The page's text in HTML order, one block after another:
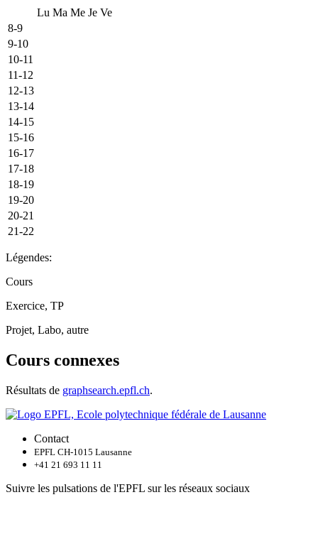
Lu Ma Me Je Ve
8-9
9-10
10-11
11-12
12-13
13-14
14-15
15-16
16-17
17-18
18-19
19-20
20-21
21-22
Légendes:
Cours
Exercice, TP
Projet, Labo, autre
Cours connexes
Résultats de graphsearch.epfl.ch.
Contact
EPFL CH-1015 Lausanne
+41 21 693 11 11
Suivre les pulsations de l'EPFL sur les réseaux sociaux